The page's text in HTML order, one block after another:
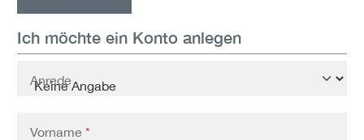
Ich möchte ein Konto anlegen
Persönliche Informationen
Anrede
Vorname *